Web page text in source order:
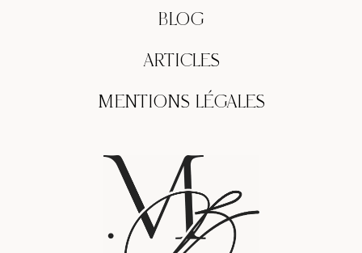
BLOG
ARTICLES
MENTIONS LÉGALES